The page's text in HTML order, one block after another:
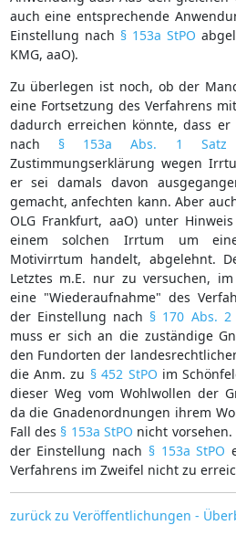
auch eine entsprechende
Einstellung nach § 153a StPO
KMG, aaO).
Zu überlegen ist noch, ob der
eine Fortsetzung des Verfahrens
dadurch erreichen könnte, dass
nach § 153a Abs. 1 Satz
Zustimmungserklärung wegen
er sei damals davon
gemacht, anfechten kann. Aber
OLG Frankfurt, aaO) unter
einem solchen Irrtum um
Motivirrtum handelt, abgelehnt.
Letztes m.E. nur zu versuchen,
eine "Wiederaufnahme" des
der Einstellung nach § 170 Abs. 2
muss er sich an die zuständige
den Fundorten der
die Anm. zu § 452 StPO im
dieser Weg vom Wohlwollen der
da die Gnadenordnungen ihrem
Fall des § 153a StPO nicht vorsehen.
der Einstellung nach § 153a StPO
Verfahrens im Zweifel nicht zu
zurück zu Veröffentlichungen -